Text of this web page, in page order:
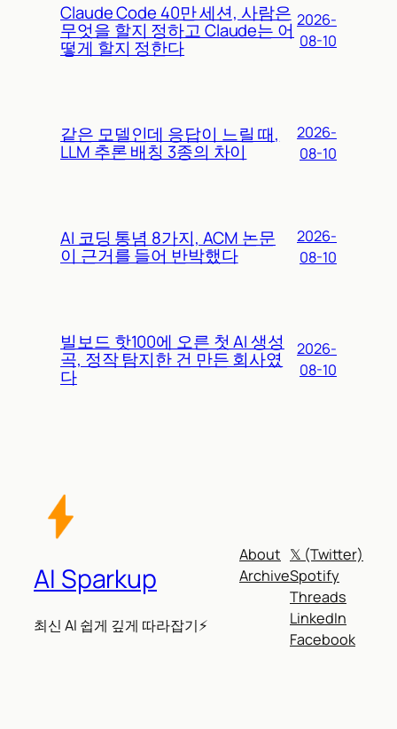
Claude Code 40만 세션, 사람은
무엇을 할지 정하고 Claude는 어
떻게 할지 정한다
2026-
08-10
같은 모델인데 응답이 느릴 때,
LLM 추론 배칭 3종의 차이
2026-
08-10
AI 코딩 통념 8가지, ACM 논문
이 근거를 들어 반박했다
2026-
08-10
빌보드 핫100에 오른 첫 AI 생성
곡, 정작 탐지한 건 만든 회사였
다
2026-
08-10
AI Sparkup
최신 AI 쉽게 깊게 따라잡기⚡
About
Archive
𝕏 (Twitter)
Spotify
Threads
LinkedIn
Facebook